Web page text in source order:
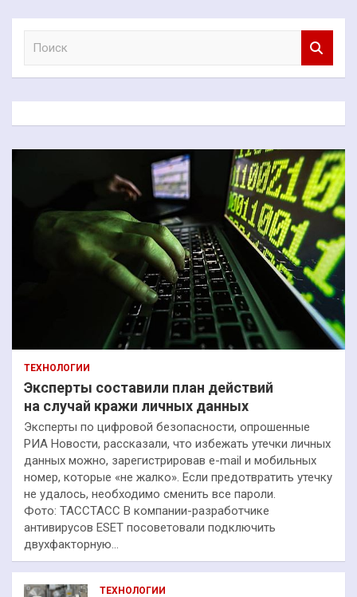
к
ТЕХНОЛОГИИ
Эксперты составили план действий
на случай кражи личных данных
Эксперты по цифровой безопасности, опрошенные
РИА Новости, рассказали, что избежать утечки личных
данных можно, зарегистрировав e-mail и мобильных
номер, которые «не жалко». Если предотвратить утечку
не удалось, необходимо сменить все пароли.
Фото: ТАССТАСС В компании-разработчике
антивирусов ESET посоветовали подключить
двухфакторную…
ТЕХНОЛОГИИ